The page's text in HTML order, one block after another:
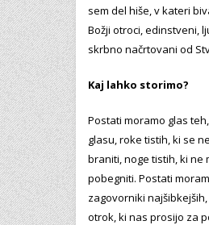
sem del hiše, v kateri
Božji otroci, edinstveni,
skrbno načrtovani od
Kaj lahko storimo?
Postati moramo glas
glasu, roke tistih, ki se
braniti, noge tistih, ki ne
pobegniti. Postati
zagovorniki
otrok, ki nas prosijo za